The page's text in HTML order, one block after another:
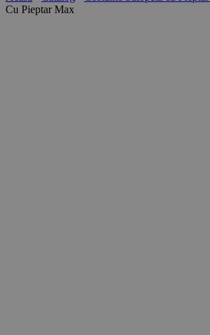
Cu Pieptar Max